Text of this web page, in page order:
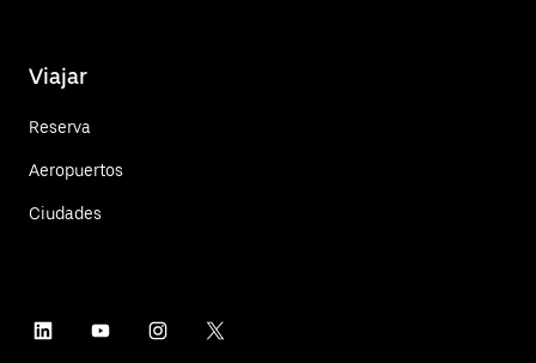
Viajar
Reserva
Aeropuertos
Ciudades